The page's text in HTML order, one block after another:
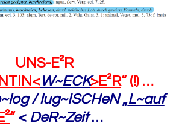
UNS-E²R
W~ECK>E²R“ (!) …
/ lug~ISCHeN „L~auf
“ < DeR~Zeit…